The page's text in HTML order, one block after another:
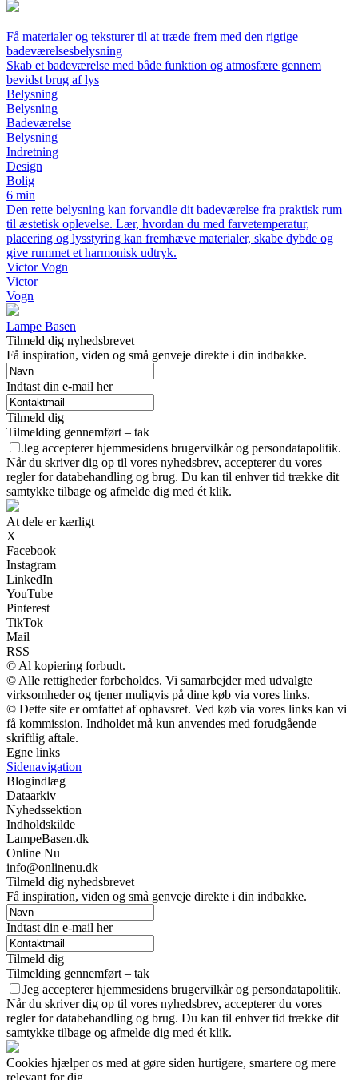
Få materialer og teksturer til at træde frem med den rigtige
badeværelsesbelysning
Skab et badeværelse med både funktion og atmosfære gennem
bevidst brug af lys
Belysning
Belysning
Badeværelse
Belysning
Indretning
Design
Bolig
6 min
Den rette belysning kan forvandle dit badeværelse fra praktisk rum
til æstetisk oplevelse. Lær, hvordan du med farvetemperatur,
placering og lysstyring kan fremhæve materialer, skabe dybde og
give rummet et harmonisk udtryk.
Victor Vogn
Victor
Vogn
Lampe Basen
Tilmeld dig nyhedsbrevet
Få inspiration, viden og små genveje direkte i din indbakke.
Indtast din e-mail her
Tilmeld dig
Tilmelding gennemført – tak
Jeg accepterer hjemmesidens brugervilkår og persondatapolitik.
Når du skriver dig op til vores nyhedsbrev, accepterer du vores
regler for databehandling og brug. Du kan til enhver tid trække dit
samtykke tilbage og afmelde dig med ét klik.
At dele er kærligt
X
Facebook
Instagram
LinkedIn
YouTube
Pinterest
TikTok
Mail
RSS
© Al kopiering forbudt.
© Alle rettigheder forbeholdes. Vi samarbejder med udvalgte
virksomheder og tjener muligvis på dine køb via vores links.
© Dette site er omfattet af ophavsret. Ved køb via vores links kan vi
få kommission. Indholdet må kun anvendes med forudgående
skriftlig aftale.
Egne links
Sidenavigation
Blogindlæg
Dataarkiv
Nyhedssektion
Indholdskilde
LampeBasen.dk
Online Nu
info@onlinenu.dk
Tilmeld dig nyhedsbrevet
Få inspiration, viden og små genveje direkte i din indbakke.
Indtast din e-mail her
Tilmeld dig
Tilmelding gennemført – tak
Jeg accepterer hjemmesidens brugervilkår og persondatapolitik.
Når du skriver dig op til vores nyhedsbrev, accepterer du vores
regler for databehandling og brug. Du kan til enhver tid trække dit
samtykke tilbage og afmelde dig med ét klik.
Cookies hjælper os med at gøre siden hurtigere, smartere og mere